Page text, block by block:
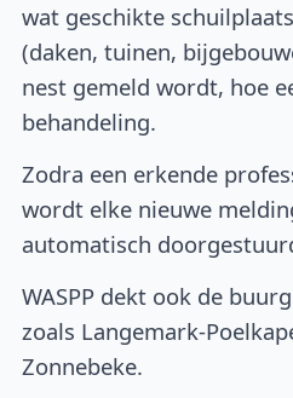
wat geschikte
(daken, tuinen,
nest gemeld wordt, hoe
behandeling.
Zodra een erkende
wordt elke nieuwe
automatisch
WASPP dekt ook de
zoals Langemark-
Zonnebeke.